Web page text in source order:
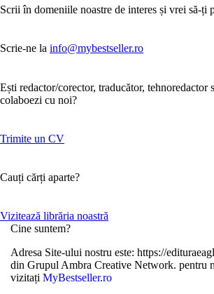
Scrii în domeniile noastre de interes și vrei să-ți
Scrie-ne la info@mybestseller.ro
Ești redactor/corector, traducător, tehnoredactor
colaboezi cu noi?
Trimite un CV
Cauți cărți aparte?
Vizitează librăria noastră
Cine suntem?
Adresa Site-ului nostru este: https://
din Grupul Ambra Creative Network. pentru
vizitați MyBestseller.ro